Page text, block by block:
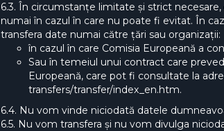
6.3. În circumstanțe limitate și strict
numai în cazul în care nu poate fi evitat. În
transfera date numai către țări sau organizații:
în cazul în care Comisia Europeană a
Sau în temeiul unui contract care
Europeană, care pot fi consultate la
transfers/transfer/index_en.htm.
6.4. Nu vom vinde niciodată datele
6.5. Nu vom transfera și nu vom divulga